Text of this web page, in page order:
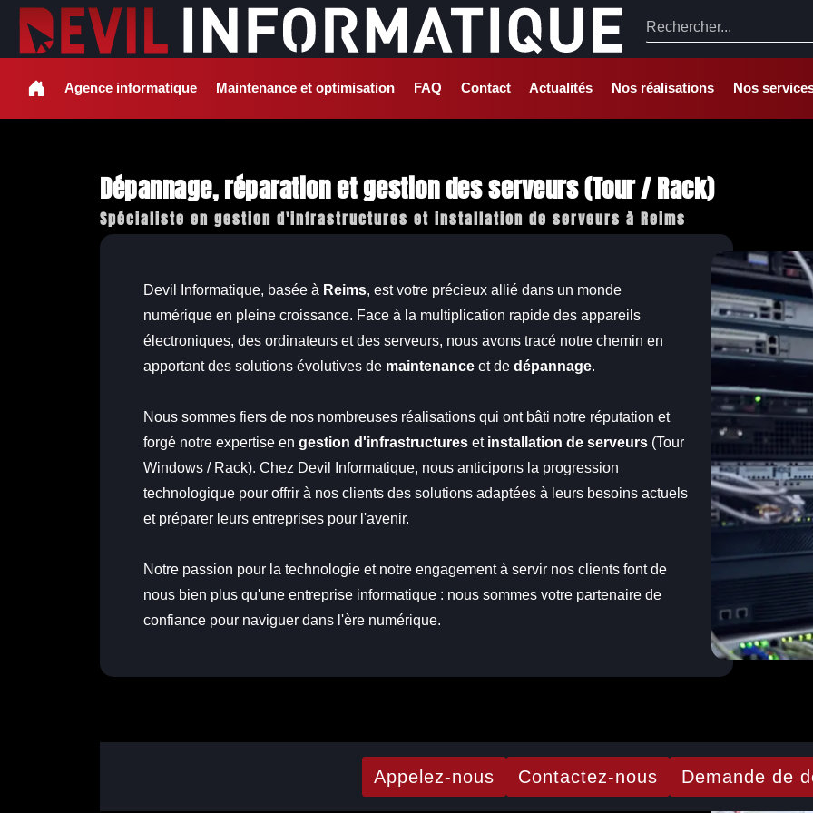
Agence informatique Maintenance et optimisation FAQ Contact Actualités Nos réalisations Nos
Dépannage, réparation et gestion des serveurs (Tour / Rack)
Spécialiste en gestion d'infrastructures et installation de serveurs à Reims
Devil Informatique, basée à Reims, est votre précieux allié dans un monde
numérique en pleine croissance. Face à la multiplication rapide des appareils
électroniques, des ordinateurs et des serveurs, nous avons tracé notre chemin en
apportant des solutions évolutives de maintenance et de dépannage.
Nous sommes fiers de nos nombreuses réalisations qui ont bâti notre réputation et
forgé notre expertise en gestion d'infrastructures et installation de serveurs (Tour
Windows / Rack). Chez Devil Informatique, nous anticipons la progression
technologique pour offrir à nos clients des solutions adaptées à leurs besoins actuels
et préparer leurs entreprises pour l'avenir.
Notre passion pour la technologie et notre engagement à servir nos clients font de
nous bien plus qu'une entreprise informatique : nous sommes votre partenaire de
confiance pour naviguer dans l'ère numérique.
Appelez-nous Contactez-nous Demande de